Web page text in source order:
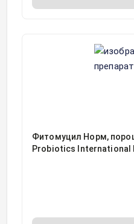
Фитомуцил Норм,
Probiotics International